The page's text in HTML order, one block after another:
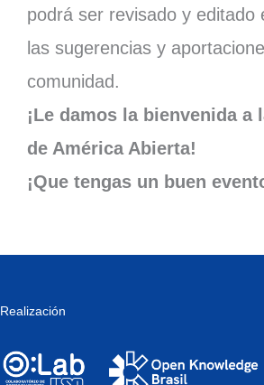
podrá ser revisado y editado
las sugerencias y
comunidad.
¡Le damos la bienvenida a
de América Abierta!
¡Que tengas un buen
Realización